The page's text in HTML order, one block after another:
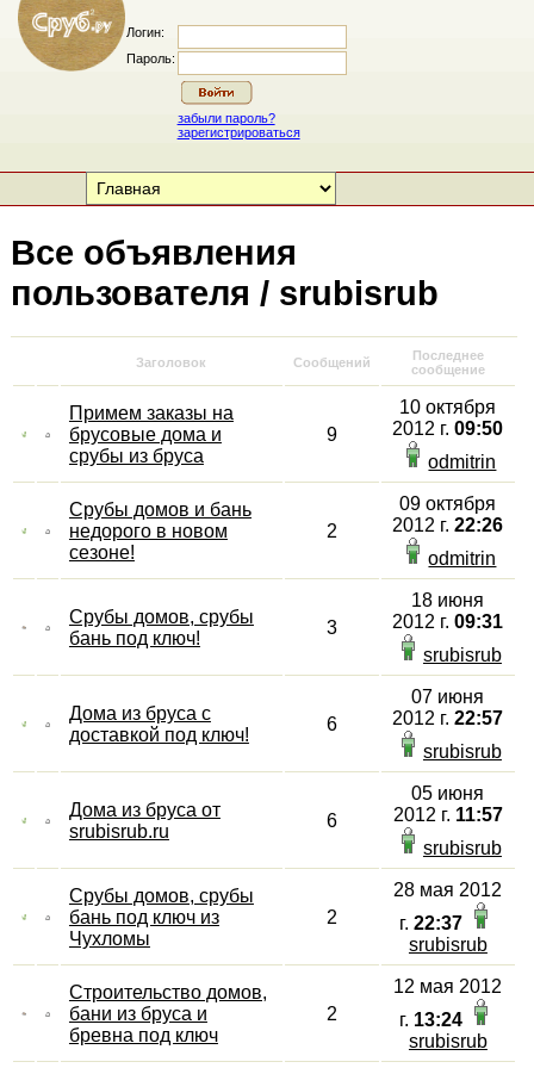
Логин:
Пароль:
забыли пароль?
зарегистрироваться
Все объявления
пользователя / srubisrub
Заголовок Сообщений
Последнее
сообщение
Примем заказы на
брусовые дома и
срубы из бруса
9
10 октября
2012 г.09:50
odmitrin
Срубы домов и бань
недорого в новом
сезоне!
2
09 октября
2012 г.22:26
odmitrin
Срубы домов, срубы
бань под ключ!
3
18 июня
2012 г.09:31
srubisrub
Дома из бруса с
доставкой под ключ!
6
07 июня
2012 г.22:57
srubisrub
Дома из бруса от
srubisrub.ru
6
05 июня
2012 г. 11:57
srubisrub
Срубы домов, срубы
бань под ключ из
Чухломы
2
28 мая 2012
г.22:37
srubisrub
Строительство домов,
бани из бруса и
бревна под ключ
2
12 мая 2012
г. 13:24
srubisrub